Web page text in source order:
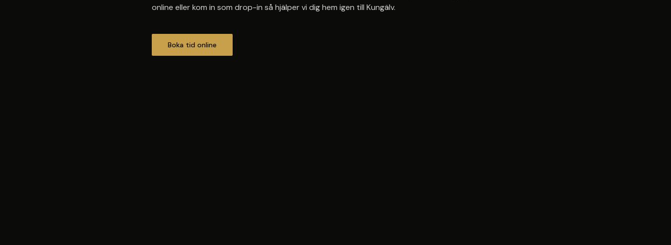
online eller kom in som drop-in så hjälper vi dig hem igen till Kungälv.
Boka tid online